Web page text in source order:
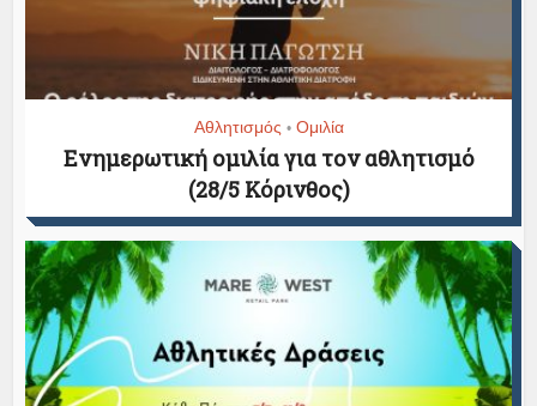
Αθλητισμός • Ομιλία
Ενημερωτική ομιλία για τον αθλητισμό
(28/5 Κόρινθος)